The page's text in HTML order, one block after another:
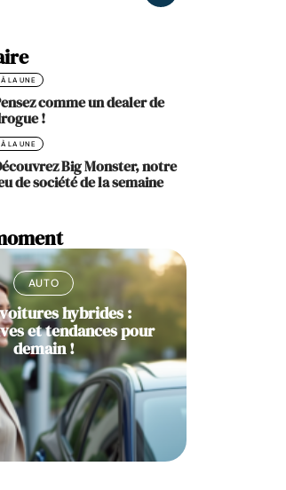
À LA UNE
comme un dealer de
!
À LA UNE
Big Monster, notre
de société de la semaine
AUTO
hybrides :
et tendances pour
demain !